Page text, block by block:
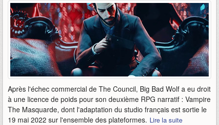
Après l'échec commercial de The Council, Big Bad Wolf a eu droit
à une licence de poids pour son deuxième RPG narratif : Vampire
The Masquarde, dont l'adaptation du studio français est sortie le
19 mai 2022 sur l'ensemble des plateformes. Lire la suite